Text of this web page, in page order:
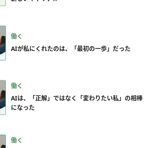
働く
AIが私にくれたのは、「最初の一歩」だった
働く
AIは、「正解」ではなく「変わりたい私」の相棒
になった
働く